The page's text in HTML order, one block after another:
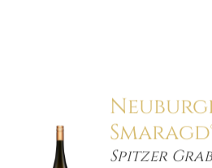
Spitzer